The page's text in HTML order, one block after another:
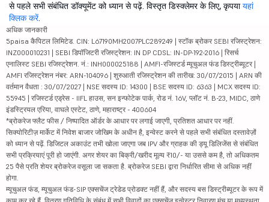
से पहले सभी संबंधित डॉक्यूमेंट को ध्यान से पढ़ें. विस्तृत डिस्क्लेमर के लिए, कृपयायहां
क्लिक करें.
अधिक जानकारी
5paisa कैपिटल लिमिटेड. CIN: L67190MH2007PLC289249 | स्टॉक ब्रोकर SEBI रजिस्ट्रेशन:
INZ000010231 | SEBI डिपॉजिटरी रजिस्ट्रेशन: IN DP CDSL: IN-DP-192-2016 | रिसर्च
एनालिस्ट SEBI रजिस्ट्रेशन. नं.: INH000025188 | AMFI-रजिस्टर्ड म्यूचुअल फंड डिस्ट्रीब्यूटर |
AMFI रजिस्ट्रेशन नंबर: ARN-104096 | शुरुआती रजिस्ट्रेशन की तारीख: 30/07/2015 | ARN की
वर्तमान वैधता : 30/07/2027 | NSE सदस्य ID: 14300 | BSE सदस्य ID: 6363 | MCX सदस्य ID:
55945 | रजिस्टर्ड एड्रेस - IIFL हाउस, सन इन्फोटेक पार्क, रोड नं. 16V, प्लॉट नं. B-23, MIDC, ठाणे
इंडस्ट्रियल एरिया, वाघले एस्टेट, ठाणे, महाराष्ट्र - 400604
*ब्रोकरेज फ्लैट फीस / निष्पादित ऑर्डर के आधार पर लगाई जाएगी, प्रतिशत आधार पर नहीं.
सिक्योरिटीज़ मार्केट में निवेश बाजार जोखिम के अधीन है, इन्वेस्ट करने से पहले सभी संबंधित दस्तावेज़ों
को ध्यान से पढ़ें. डिजिटल अकाउंट तभी खोला जाएगा जब IPV और ग्राहक की ड्यू डिलिजेंस से संबंधित
सभी प्रक्रियाएं पूरी हो जाएंगी. अगर शेयर का बिक्री/खरीद मूल्य ₹10/- या उससे कम है, तो अधिकतम
25 पैसे प्रति शेयर ब्रोकरेज वसूला जा सकता है. ब्रोकरेज SEBI द्वारा निर्धारित सीमा से अधिक नहीं
होगा.
म्यूचुअल फंड, म्यूचुअल फंड-SIP एक्सचेंज ट्रेडेड प्रोडक्ट नहीं हैं, और सदस्य बस डिस्ट्रीब्यूटर के रूप में